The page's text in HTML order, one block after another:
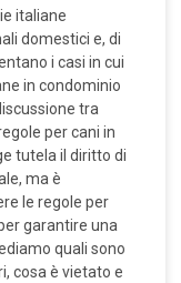
italiane
domestici e, di
i casi in cui
in condominio
tra
per cani in
tutela il diritto di
ma è
le regole per
garantire una
quali sono
cosa è vietato e